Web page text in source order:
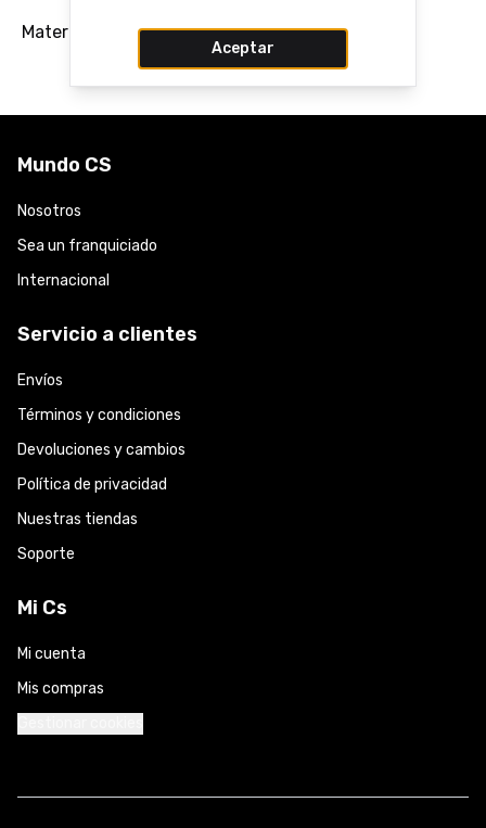
Material: 100% Cuero Vacuno Flor
Mundo CS
Nosotros
Sea un franquiciado
Internacional
Servicio a clientes
Envíos
Términos y condiciones
Devoluciones y cambios
Política de privacidad
Nuestras tiendas
Soporte
Mi Cs
Mi cuenta
Mis compras
Aceptar